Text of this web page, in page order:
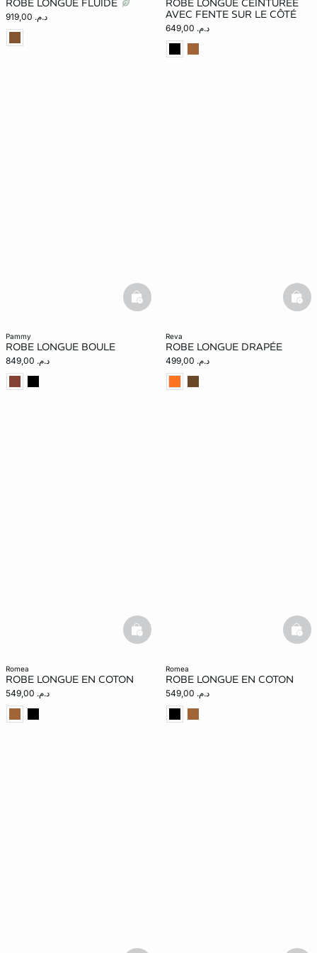
ROBE LONGUE FLUIDE
د.م. 919,00
ROBE LONGUE CEINTURÉE
AVEC FENTE SUR LE CÔTÉ
د.م. 649,00
pammy
ROBE LONGUE BOULE
د.م. 849,00
basketfull
reva
ROBE LONGUE DRAPÉE
د.م. 499,00
romea
ROBE LONGUE EN COTON
د.م. 549,00
basketfull
romea
ROBE LONGUE EN COTON
د.م. 549,00